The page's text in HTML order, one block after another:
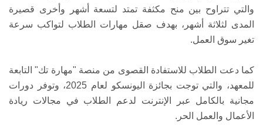
والتي تتراوح بين منح مكثفة تمتد لتسعة أشهر وأخرى قصيرة
المدى لثلاثة أشهر، بهدف صقل مهارات الطلاب لتواكب سرعة
تغير سوق العمل.
كما دعت الطلاب للاستفادة القصوى من منصة "مهارة تك" التابعة
للمعهد، والتي توجت بجائزة اليونسكو لعام 2025، وتوفر دورات
مجانية بالكامل عبر الإنترنت لدعم الطلاب في مجالات ريادة
الأعمال والعمل الحر.